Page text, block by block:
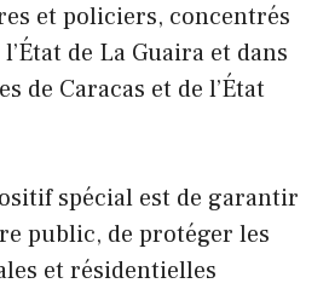
et policiers, concentrés
de La Guaira et dans
de Caracas et de l’État
spécial est de garantir
public, de protéger les
et résidentielles